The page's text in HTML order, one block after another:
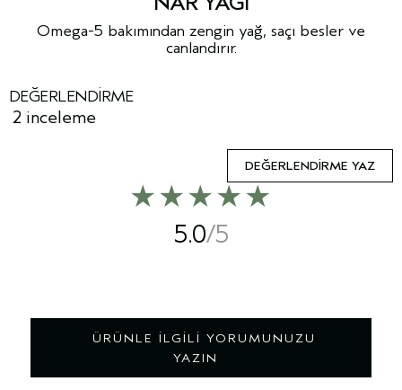
Omega-5 bakımından zengin yağ, saçı besler ve
canlandırır.
DEĞERLENDIRME
DEĞERLENDIRME YAZ
5.0
2 inceleme
ÜRÜNLE İLGILI YORUMUNUZU
YAZIN